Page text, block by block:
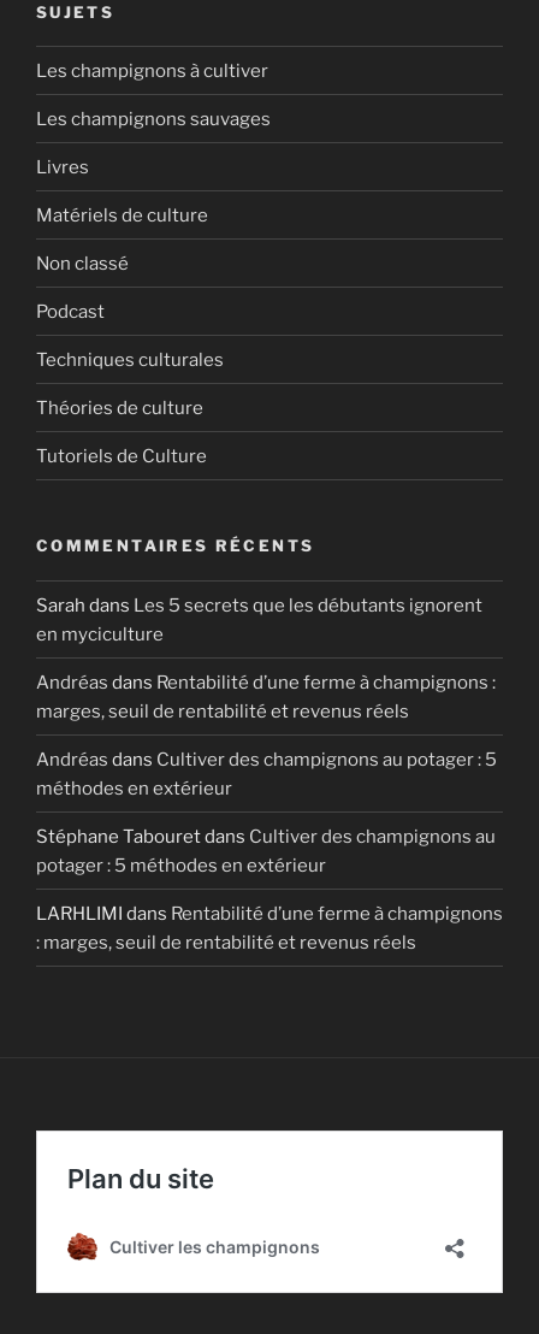
SUJETS
Les champignons à cultiver
Les champignons sauvages
Livres
Matériels de culture
Non classé
Podcast
Techniques culturales
Théories de culture
Tutoriels de Culture
COMMENTAIRES RÉCENTS
Sarah dans Les 5 secrets que les débutants ignorent
en myciculture
Andréas dans Rentabilité d’une ferme à champignons :
marges, seuil de rentabilité et revenus réels
Andréas dans Cultiver des champignons au potager : 5
méthodes en extérieur
Stéphane Tabouretdans Cultiver des champignons au
potager : 5 méthodes en extérieur
LARHLIMI dans Rentabilité d’une ferme à champignons
: marges, seuil de rentabilité et revenus réels